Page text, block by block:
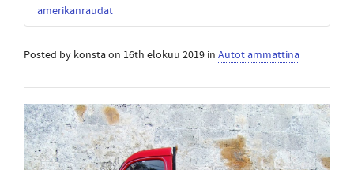
amerikanraudat
Posted by konstaon 16th elokuu 2019 in Autot ammattina